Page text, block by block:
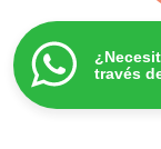
través